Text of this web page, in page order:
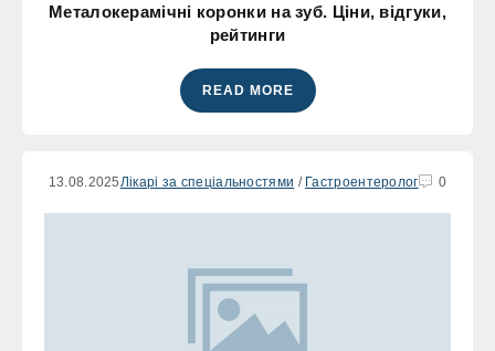
Металокерамічні коронки на зуб. Ціни, відгуки,
рейтинги
READ MORE
13.08.2025 Лікарі за спеціальностями / Гастроентеролог 0